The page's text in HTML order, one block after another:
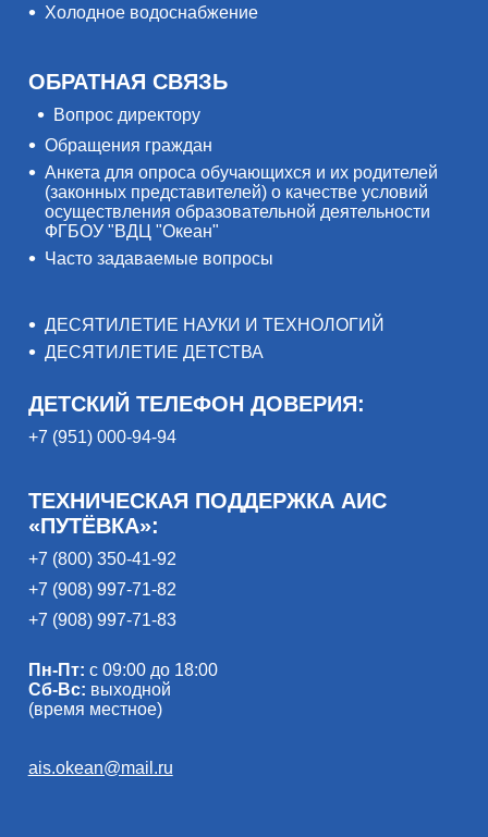
Холодное водоснабжение
ОБРАТНАЯ СВЯЗЬ
Вопрос директору
Обращения граждан
Анкета для опроса обучающихся и их родителей
(законных представителей) о качестве условий
осуществления образовательной деятельности
ФГБОУ "ВДЦ "Океан"
Часто задаваемые вопросы
ДЕСЯТИЛЕТИЕ НАУКИ И ТЕХНОЛОГИЙ
ДЕСЯТИЛЕТИЕ ДЕТСТВА
ДЕТСКИЙ ТЕЛЕФОН ДОВЕРИЯ:
+7 (951) 000-94-94
ТЕХНИЧЕСКАЯ ПОДДЕРЖКА АИС
«ПУТЁВКА»:
+7 (800) 350-41-92
+7 (908) 997-71-82
+7 (908) 997-71-83
Пн-Пт: с 09:00 до 18:00
Сб-Вс: выходной
(время местное)
ais.okean@mail.ru